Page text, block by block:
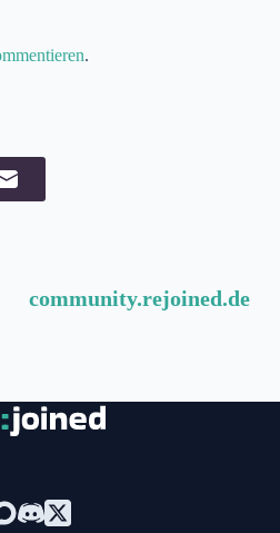
.
community.rejoined.de